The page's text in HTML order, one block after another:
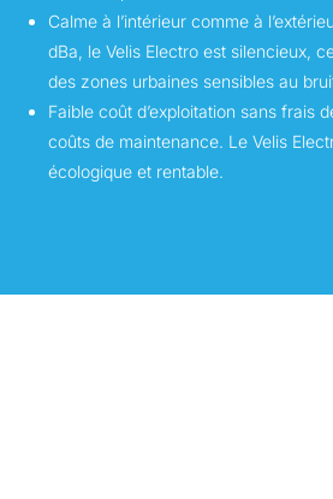
Calme à l’intérieur comme à
dBa, le Velis Electro est silencieux,
des zones urbaines sensibles au
Faible coût d’exploitation sans frais
coûts de maintenance. Le Velis
écologique et rentable.